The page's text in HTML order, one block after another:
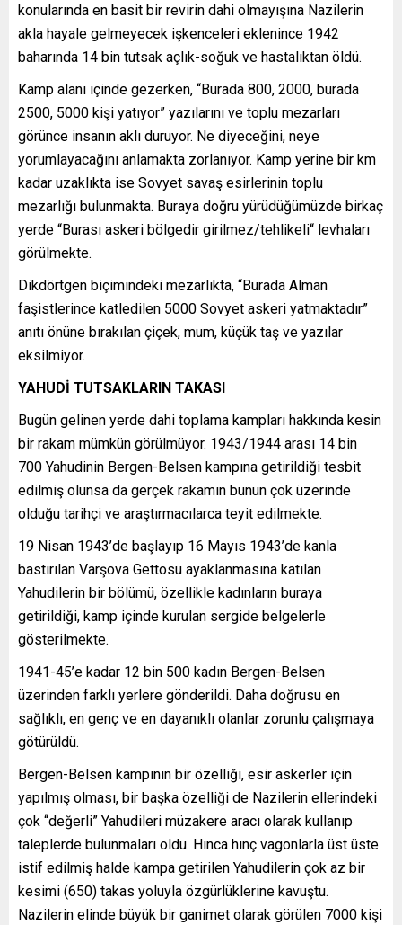
konularında en basit bir revirin dahi olmayışına Nazilerin
akla hayale gelmeyecek işkenceleri eklenince 1942
baharında 14 bin tutsak açlık-soğuk ve hastalıktan öldü.
Kamp alanı içinde gezerken, “Burada 800, 2000, burada
2500, 5000 kişi yatıyor” yazılarını ve toplu mezarları
görünce insanın aklı duruyor. Ne diyeceğini, neye
yorumlayacağını anlamakta zorlanıyor. Kamp yerine bir km
kadar uzaklıkta ise Sovyet savaş esirlerinin toplu
mezarlığı bulunmakta. Buraya doğru yürüdüğümüzde birkaç
yerde “Burası askeri bölgedir girilmez/tehlikeli“ levhaları
görülmekte.
Dikdörtgen biçimindeki mezarlıkta, “Burada Alman
faşistlerince katledilen 5000 Sovyet askeri yatmaktadır”
anıtı önüne bırakılan çiçek, mum, küçük taş ve yazılar
eksilmiyor.
YAHUDİ TUTSAKLARIN TAKASI
Bugün gelinen yerde dahi toplama kampları hakkında kesin
bir rakam mümkün görülmüyor. 1943/1944 arası 14 bin
700 Yahudinin Bergen-Belsen kampına getirildiği tesbit
edilmiş olunsa da gerçek rakamın bunun çok üzerinde
olduğu tarihçi ve araştırmacılarca teyit edilmekte.
19 Nisan 1943’de başlayıp 16 Mayıs 1943’de kanla
bastırılan Varşova Gettosu ayaklanmasına katılan
Yahudilerin bir bölümü, özellikle kadınların buraya
getirildiği, kamp içinde kurulan sergide belgelerle
gösterilmekte.
1941-45’e kadar 12 bin 500 kadın Bergen-Belsen
üzerinden farklı yerlere gönderildi. Daha doğrusu en
sağlıklı, en genç ve en dayanıklı olanlar zorunlu çalışmaya
götürüldü.
Bergen-Belsen kampının bir özelliği, esir askerler için
yapılmış olması, bir başka özelliği de Nazilerin ellerindeki
çok “değerli” Yahudileri müzakere aracı olarak kullanıp
taleplerde bulunmaları oldu. Hınca hınç vagonlarla üst üste
istif edilmiş halde kampa getirilen Yahudilerin çok az bir
kesimi (650) takas yoluyla özgürlüklerine kavuştu.
Nazilerin elinde büyük bir ganimet olarak görülen 7000 kişi